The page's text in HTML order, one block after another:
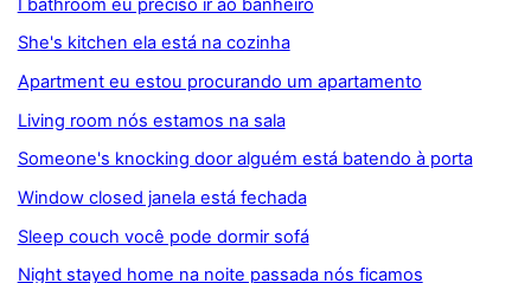
I bathroom eu preciso ir ao banheiro
She's kitchen ela está na cozinha
Apartment eu estou procurando um apartamento
Living room nós estamos na sala
Someone's knocking door alguém está batendo à porta
Window closed janela está fechada
Sleep couch você pode dormir sofá
Night stayed home na noite passada nós ficamos